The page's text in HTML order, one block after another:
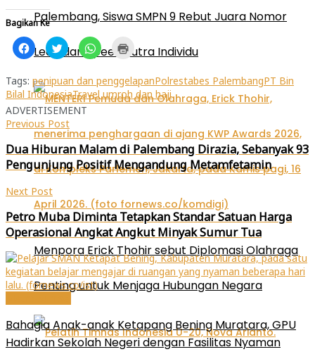
Palembang, Siswa SMPN 9 Rebut Juara Nomor
Lead dan Speed Putra Individu
Menpora Erick Thohir sebut Diplomasi Olahraga
Penting untuk Menjaga Hubungan Negara
Bagikan Ke
Klik
untuk
membagikan
Facebook(Membuka
di
jendela
yang
baru)
Klik
untuk
berbagi
Twitter(Membuka
di
jendela
yang
baru)
Klik
untuk
WhatsApp(Membuka
di
jendela
yang
Klik
untuk
jendela
yang
baru)
Tags: penipuan dan penggelapanPolrestabes PalembangPT Bin
Bilal IndonesiaTravel umroh dan haji
ADVERTISEMENT
Previous Post
Dua Hiburan Malam di Palembang Dirazia, Sebanyak 93
Pengunjung Positif Mengandung Metamfetamin
Next Post
Petro Muba Diminta Tetapkan Standar Satuan Harga
Operasional Angkat Angkut Minyak Sumur Tua
Bahagia Anak-anak Ketapang Bening Muratara, GPU
Hadirkan Sekolah Negeri dengan Fasilitas Nyaman